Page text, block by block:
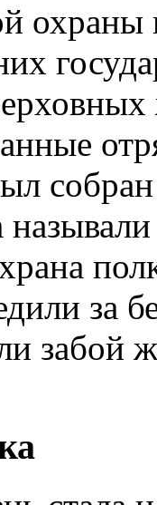
охраны
за
забой